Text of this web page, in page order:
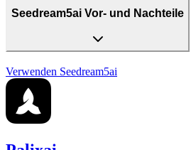
Seedream5ai Vor- und Nachteile
Verwenden Seedream5ai